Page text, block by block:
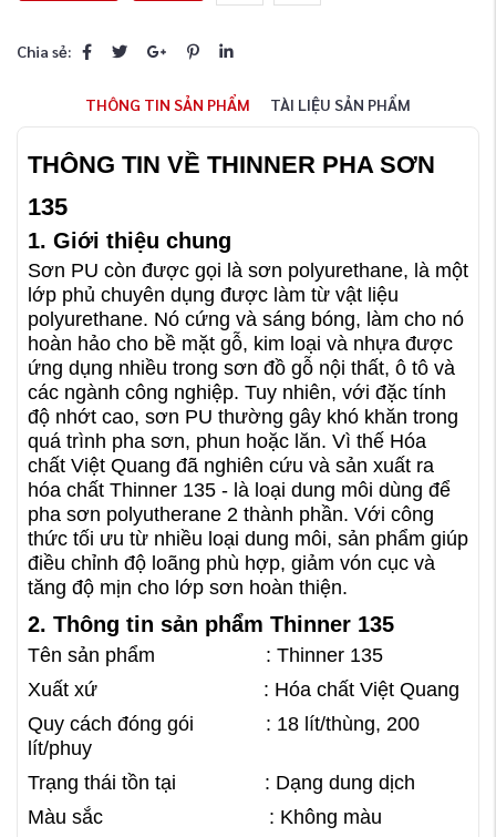
Chia sẻ:
THÔNG TIN SẢN PHẨM TÀI LIỆU SẢN PHẨM
THÔNG TIN VỀ THINNER PHA SƠN
135
1. Giới thiệu chung
Sơn PU còn được gọi là sơn polyurethane, là một
lớp phủ chuyên dụng được làm từ vật liệu
polyurethane. Nó cứng và sáng bóng, làm cho nó
hoàn hảo cho bề mặt gỗ, kim loại và nhựa được
ứng dụng nhiều trong sơn đồ gỗ nội thất, ô tô và
các ngành công nghiệp. Tuy nhiên, với đặc tính
độ nhớt cao, sơn PU thường gây khó khăn trong
quá trình pha sơn, phun hoặc lăn. Vì thế Hóa
chất Việt Quang đã nghiên cứu và sản xuất ra
hóa chất Thinner 135 - là loại dung môi dùng để
pha sơn polyutherane 2 thành phần. Với công
thức tối ưu từ nhiều loại dung môi, sản phẩm giúp
điều chỉnh độ loãng phù hợp, giảm vón cục và
tăng độ mịn cho lớp sơn hoàn thiện.
2. Thông tin sản phẩm Thinner 135
Tên sản phẩm : Thinner 135
Xuất xứ : Hóa chất Việt Quang
Quy cách đóng gói : 18 lít/thùng, 200
lít/phuy
Trạng thái tồn tại : Dạng dung dịch
Màu sắc : Không màu